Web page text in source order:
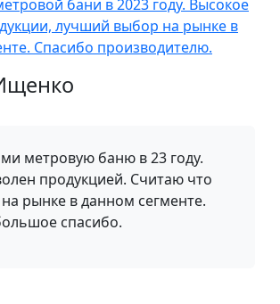
метровую баню в 23 году.
продукцией. Считаю что
рынке в данном сегменте.
спасибо.